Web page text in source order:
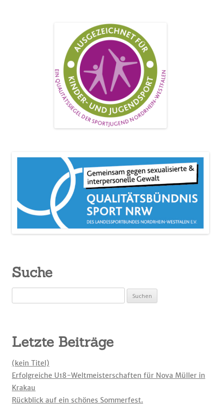
Suche
nach:
Letzte Beiträge
(kein Titel)
Erfolgreiche U18-Weltmeisterschaften für Nova Müller in
Krakau
Rückblick auf ein schönes Sommerfest.